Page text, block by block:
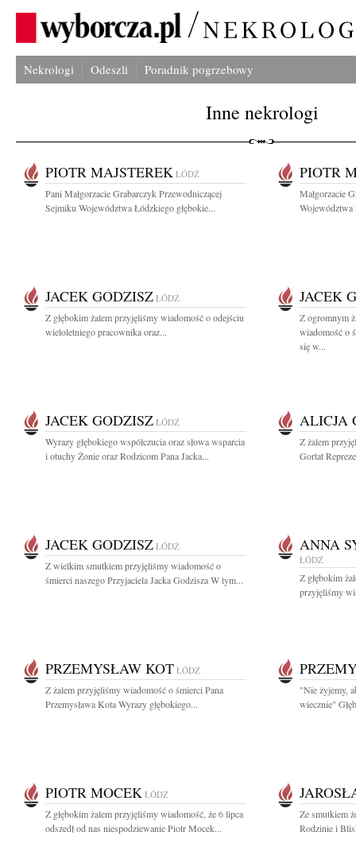
Nekrologi Odeszli Poradnik pogrzebowy
Inne nekrologi
PIOTR MAJSTEREK ŁÓDŹ
Pani Małgorzacie Grabarczyk Przewodniczącej
Sejmiku Województwa Łódzkiego głębokie...
PIOTR
Małgorzacie
Województwa
JACEK GODZISZ ŁÓDŹ
Z głębokim żalem przyjęliśmy wiadomość o odejściu
wieloletniego pracownika oraz...
JACEK
Z ogromnym
wiadomość o
się w...
JACEK GODZISZ ŁÓDŹ
Wyrazy głębokiego współczucia oraz słowa wsparcia
i otuchy Żonie oraz Rodzicom Pana Jacka...
ALICJA
Z żalem
Gortat
JACEK GODZISZ ŁÓDŹ
Z wielkim smutkiem przyjęliśmy wiadomość o
śmierci naszego Przyjaciela Jacka Godzisza W tym...
ANNA
ŁÓDŹ
Z głębokim
przyjęliśmy
PRZEMYSŁAW KOT ŁÓDŹ
Z żalem przyjęliśmy wiadomość o śmierci Pana
Przemysława Kota Wyrazy głębokiego...
"Nie żyjemy,
wiecznie"
PIOTR MOCEK ŁÓDŹ
Z głębokim żalem przyjęliśmy wiadomość, że 6 lipca
odszedł od nas niespodziewanie Piotr Mocek...
Ze smutkiem
Rodzinie i